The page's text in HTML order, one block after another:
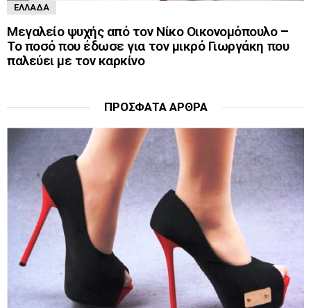
ΕΛΛΆΔΑ
Μεγαλείο ψυχής από τον Νίκο Οικονομόπουλο –
Το ποσό που έδωσε για τον μικρό Γιωργάκη που
παλεύει με τον καρκίνο
ΠΡΌΣΦΑΤΑ ΆΡΘΡΑ